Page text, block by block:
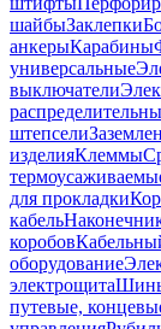
шайбыЗаклепки
анкерыКарабины
универсальные
выключатели
штепсели
изделияКлеммы
для прокладки
кабель
коробов
оборудование
электрощитаШины
путевые,